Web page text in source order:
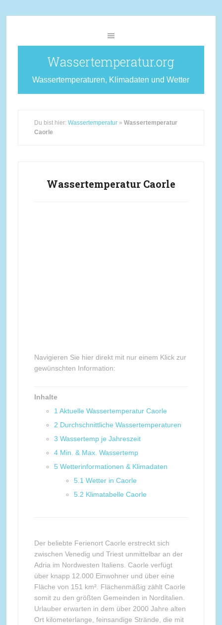
Wassertemperatur.org
Wassertemperaturen, Klimadaten und Wetter
Du bist hier: Wassertemperatur» Wassertemperatur
Caorle
Wassertemperatur Caorle
Navigieren Sie hier direkt mit nur einem Klick zur
gewünschten Information:
Inhalte
1 Aktuelle Wassertemperatur Caorle
2 Durchschnittliche Wassertemperaturen
3 Wassertemp je Jahreszeit
4 Min. & Max. Wassertemp
5 Wetterinformationen & Klimadaten
5.1 Wetter in Caorle
5.2 Klimatabelle Caorle
Der beliebte Ferienort Caorle erstreckt sich
zwischen Venedig und Triest unmittelbar an der
Adria im Nordwesten Italiens. Caorle verfügt
über knapp 12.000 Einwohner und über eine
Fläche von 151 km². Flächenmäßig zählt Caorle
somit zu den größten Gemeinden in Norditalien.
Urlauber erwarten in dem über 2000 Jahre alten
Ort kilometerlange, feinsandige Strände, die mit